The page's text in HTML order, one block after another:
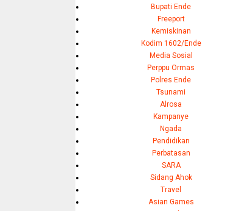
Bupati Ende
Freeport
Kemiskinan
Kodim 1602/Ende
Media Sosial
Perppu Ormas
Polres Ende
Tsunami
Alrosa
Kampanye
Ngada
Pendidikan
Perbatasan
SARA
Sidang Ahok
Travel
Asian Games